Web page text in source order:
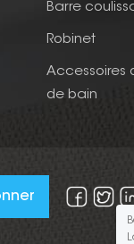
Barre
Robinet
Accessoires
de bain